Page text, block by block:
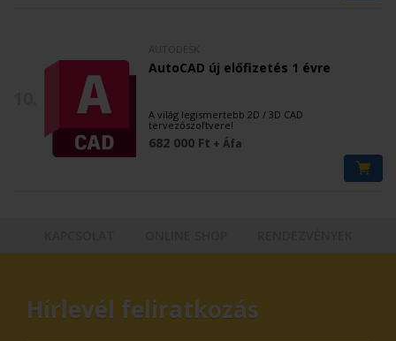
AutoCAD új előfizetés 1 évre
A világ legismertebb 2D / 3D CAD
tervezőszoftvere!
682 000 Ft + Áfa
Hírlevél feliratkozás